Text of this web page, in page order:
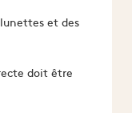
et des
doit être